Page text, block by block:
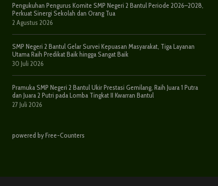
Pengukuhan Pengurus Komite SMP Negeri 2 Bantul Periode 2026–2028,
Perkuat Sinergi Sekolah dan Orang Tua
2 Agustus 2026
SMP Negeri 2 Bantul Gelar Survei Kepuasan Masyarakat, Tiga Layanan
Utama Raih Predikat Baik hingga Sangat Baik
30 Juli 2026
Pramuka SMP Negeri 2 Bantul Ukir Prestasi Gemilang, Raih Juara 1 Putra
dan Juara 2 Putri pada Lomba Tingkat II Kwarran Bantul
27 Juli 2026
powered by Free-Counters